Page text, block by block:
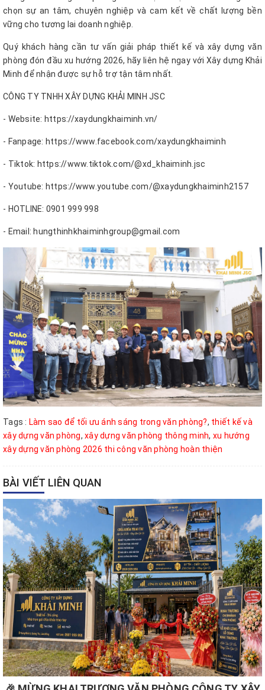
chọn sự an tâm, chuyên nghiệp và cam kết về chất lượng bền
vững cho tương lai doanh nghiệp.
Quý khách hàng cần tư vấn giải pháp thiết kế và xây dựng văn
phòng đón đầu xu hướng 2026, hãy liên hệ ngay với Xây dựng Khải
Minh để nhận được sự hỗ trợ tận tâm nhất.
CÔNG TY TNHH XÂY DỰNG KHẢI MINH JSC
- Website: https://xaydungkhaiminh.vn/
- Fanpage: https://www.facebook.com/xaydungkhaiminh
- Tiktok: https://www.tiktok.com/@xd_khaiminh.jsc
- Youtube: https://www.youtube.com/@xaydungkhaiminh2157
- HOTLINE: 0901 999 998
- Email: hungthinhkhaiminhgroup@gmail.com
Tags : Làm sao để tối ưu ánh sáng trong văn phòng?, thiết kế và
xây dựng văn phòng, xây dựng văn phòng thông minh, xu hướng
xây dựng văn phòng 2026 thi công văn phòng hoàn thiện
BÀI VIẾT LIÊN QUAN